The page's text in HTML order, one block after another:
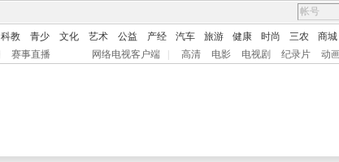
科教 青少 文化 艺术 公益 产经 汽车 旅游 健康 时尚 三农 商城
赛事直播 网络电视客户端 高清 电影 电视剧 纪录片 动